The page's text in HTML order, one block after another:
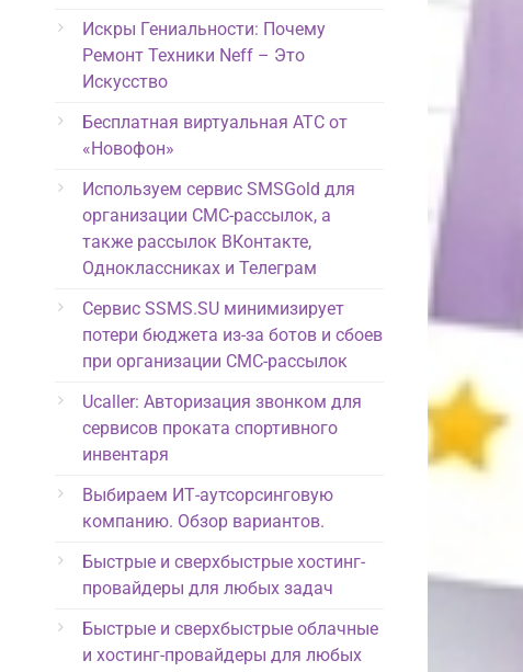
Искры Гениальности: Почему
Ремонт Техники Neff – Это
Искусство
Бесплатная виртуальная АТС от
«Новофон»
Используем сервис SMSGold для
организации СМС-рассылок, а
также рассылок ВКонтакте,
Одноклассниках и Телеграм
Сервис SSMS.SU минимизирует
потери бюджета из-за ботов и сбоев
при организации СМС-рассылок
Ucaller: Авторизация звонком для
сервисов проката спортивного
инвентаря
Выбираем ИТ-аутсорсинговую
компанию. Обзор вариантов.
Быстрые и сверхбыстрые хостинг-
провайдеры для любых задач
Быстрые и сверхбыстрые облачные
и хостинг-провайдеры для любых